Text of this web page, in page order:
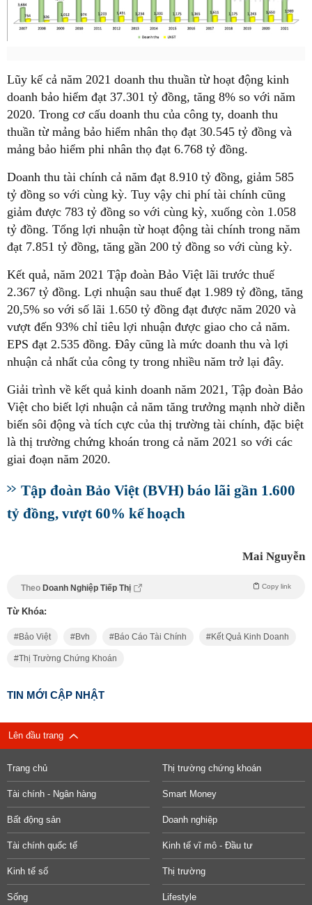
Lũy kế cả năm 2021 doanh thu thuần từ hoạt động kinh
doanh bảo hiểm đạt 37.301 tỷ đồng, tăng 8% so với năm
2020. Trong cơ cấu doanh thu của công ty, doanh thu
thuần từ mảng bảo hiểm nhân thọ đạt 30.545 tỷ đồng và
mảng bảo hiểm phi nhân thọ đạt 6.768 tỷ đồng.
Doanh thu tài chính cả năm đạt 8.910 tỷ đồng, giảm 585
tỷ đồng so với cùng kỳ. Tuy vậy chi phí tài chính cũng
giảm được 783 tỷ đồng so với cùng kỳ, xuống còn 1.058
tỷ đồng. Tổng lợi nhuận từ hoạt động tài chính trong năm
đạt 7.851 tỷ đồng, tăng gần 200 tỷ đồng so với cùng kỳ.
Kết quả, năm 2021 Tập đoàn Bảo Việt lãi trước thuế
2.367 tỷ đồng. Lợi nhuận sau thuế đạt 1.989 tỷ đồng, tăng
20,5% so với số lãi 1.650 tỷ đồng đạt được năm 2020 và
vượt đến 93% chỉ tiêu lợi nhuận được giao cho cả năm.
EPS đạt 2.535 đồng. Đây cũng là mức doanh thu và lợi
nhuận cả nhất của công ty trong nhiều năm trở lại đây.
Giải trình về kết quả kinh doanh năm 2021, Tập đoàn Bảo
Việt cho biết lợi nhuận cả năm tăng trưởng mạnh nhờ diễn
biến sôi động và tích cực của thị trường tài chính, đặc biệt
là thị trường chứng khoán trong cả năm 2021 so với các
giai đoạn năm 2020.
Tập đoàn Bảo Việt (BVH) báo lãi gần 1.600
tỷ đồng, vượt 60% kế hoạch
Mai Nguyễn
Theo Doanh Nghiệp Tiếp Thị Copy link
Từ Khóa:
Bảo Việt Bvh Báo Cáo Tài Chính Kết Quả Kinh Doanh
Thị Trường Chứng Khoán
TIN MỚI CẬP NHẬT
Lên đầu trang
Trang chủ Thị trường chứng khoán
Tài chính - Ngân hàng Smart Money
Bất động sản Doanh nghiệp
Tài chính quốc tế Kinh tế vĩ mô - Đầu tư
Kinh tế số Thị trường
Sống Lifestyle